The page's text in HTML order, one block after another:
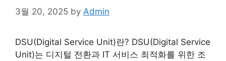
3월 20, 2025 by Admin
DSU(Digital Service Unit)란? DSU(Digital Service
Unit)는 디지털 전환과 IT 서비스 최적화를 위한 조